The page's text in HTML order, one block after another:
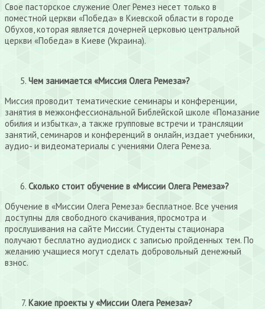
Свое пасторское служение Олег Ремез несет только в
поместной церкви «Победа» в Киевской области в городе
Обухов, которая является дочерней церковью центральной
церкви «Победа» в Киеве (Украина).
Чем занимается «Миссия Олега Ремеза»?
Миссия проводит тематические семинары и конференции,
занятия в межконфессиональной Библейской школе «Помазание
обилия и избытка», а также групповые встречи и трансляции
занятий, семинаров и конференций в онлайн, издает учебники,
аудио- и видеоматериалы с учениями Олега Ремеза.
Сколько стоит обучение в «Миссии Олега Ремеза»?
Обучение в «Миссии Олега Ремеза» бесплатное. Все учения
доступны для свободного скачивания, просмотра и
прослушивания на сайте Миссии. Студенты стационара
получают бесплатно аудиодиск с записью пройденных тем. По
желанию учащиеся могут сделать добровольный денежный
взнос.
Какие проекты у «Миссии Олега Ремеза»?